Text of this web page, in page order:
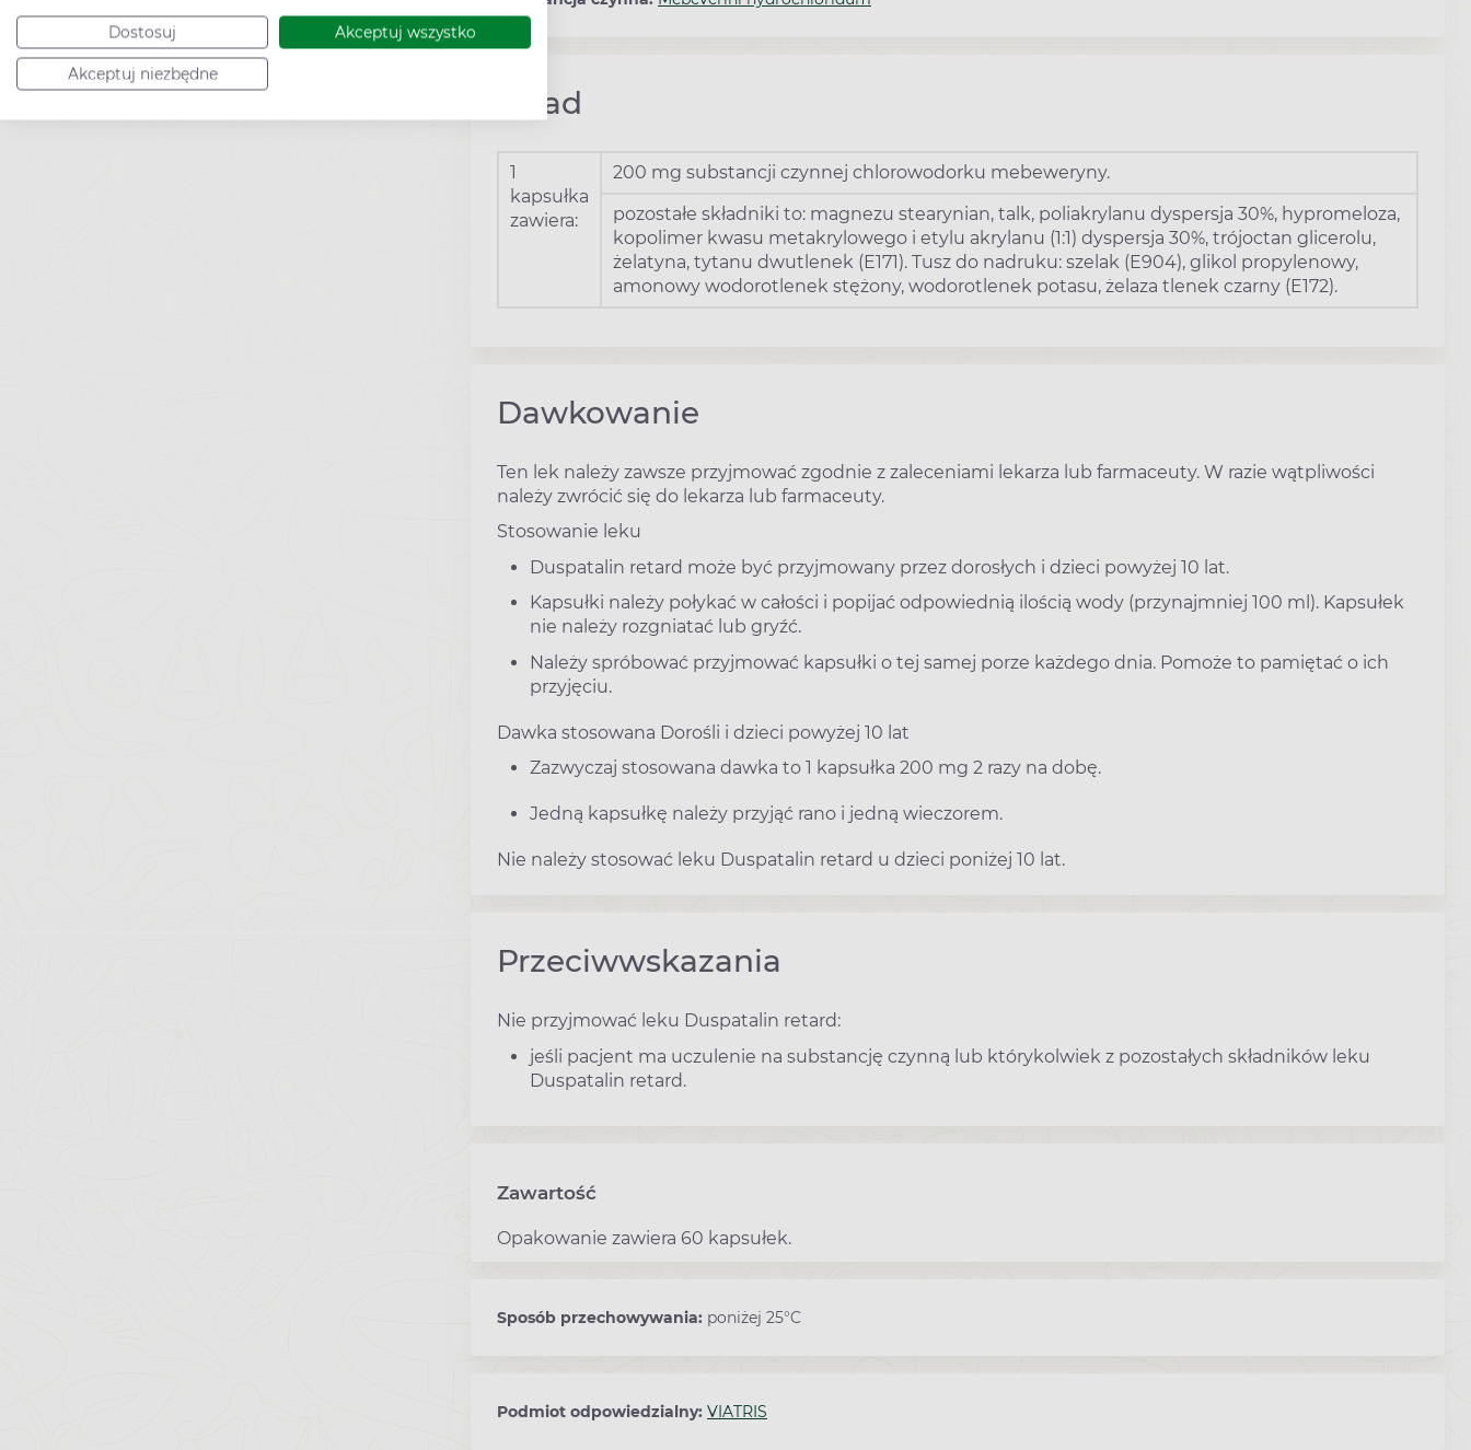
Dostosuj Akceptuj wszystko
Akceptuj niezbędne
Skład
1
kapsułka
zawiera:
200 mg substancji czynnej chlorowodorku mebeweryny.
pozostałe składniki to: magnezu stearynian, talk, poliakrylanu dyspersja 30%, hypromeloza,
kopolimer kwasu metakrylowego i etylu akrylanu (1:1) dyspersja 30%, trójoctan glicerolu,
żelatyna, tytanu dwutlenek (E171). Tusz do nadruku: szelak (E904), glikol propylenowy,
amonowy wodorotlenek stężony, wodorotlenek potasu, żelaza tlenek czarny (E172).
Dawkowanie
Ten lek należy zawsze przyjmować zgodnie z zaleceniami lekarza lub farmaceuty. W razie wątpliwości
należy zwrócić się do lekarza lub farmaceuty.
Stosowanie leku
Duspatalin retard może być przyjmowany przez dorosłych i dzieci powyżej 10 lat.
Kapsułki należy połykać w całości i popijać odpowiednią ilością wody (przynajmniej 100 ml). Kapsułek
nie należy rozgniatać lub gryźć.
Należy spróbować przyjmować kapsułki o tej samej porze każdego dnia. Pomoże to pamiętać o ich
przyjęciu.
Dawka stosowana Dorośli i dzieci powyżej 10 lat
Zazwyczaj stosowana dawka to 1 kapsułka 200 mg 2 razy na dobę.
Jedną kapsułkę należy przyjąć rano i jedną wieczorem.
Nie należy stosować leku Duspatalin retard u dzieci poniżej 10 lat.
Przeciwwskazania
Nie przyjmować leku Duspatalin retard:
jeśli pacjent ma uczulenie na substancję czynną lub którykolwiek z pozostałych składników leku
Duspatalin retard.
Zawartość
Opakowanie zawiera 60 kapsułek.
Sposób przechowywania: poniżej 25°C
Podmiot odpowiedzialny: VIATRIS